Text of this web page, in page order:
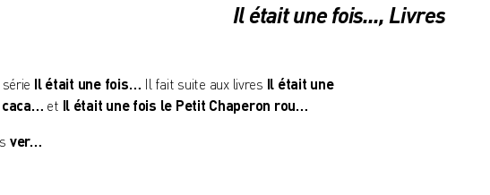
Il était une fois..., Livres
Il était une fois… Il fait suite aux livres Il était une
caca… et Il était une fois le Petit Chaperon rou…
ver…